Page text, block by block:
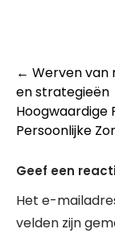
Post
← Werven van
en strategieën
Hoogwaardige
Persoonlijke
Geef een
Het e-
velden zijn